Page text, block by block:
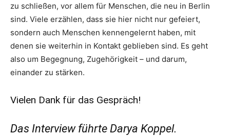
zu schließen, vor allem für Menschen, die neu in Berlin
sind. Viele erzählen, dass sie hier nicht nur gefeiert,
sondern auch Menschen kennengelernt haben, mit
denen sie weiterhin in Kontakt geblieben sind. Es geht
also um Begegnung, Zugehörigkeit – und darum,
einander zu stärken.
Vielen Dank für das Gespräch!
Das Interview führte Darya Koppel.